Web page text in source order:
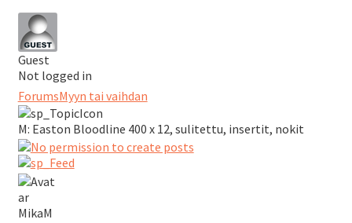
Guest
Not logged in
ForumsMyyn tai vaihdan
M: Easton Bloodline 400 x 12, sulitettu, insertit, nokit
MikaM